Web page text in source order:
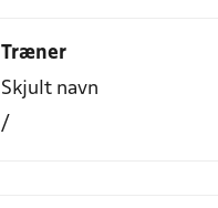
Træner
Skjult navn
/